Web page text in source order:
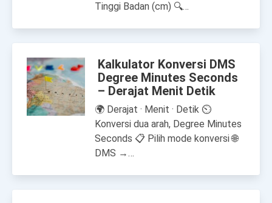
Tinggi Badan (cm) 🔍…
Kalkulator Konversi DMS
Degree Minutes Seconds
– Derajat Menit Detik
🌍 Derajat · Menit · Detik ⏲
Konversi dua arah, Degree Minutes
Seconds 📋 Pilih mode konversi 🌐
DMS →…